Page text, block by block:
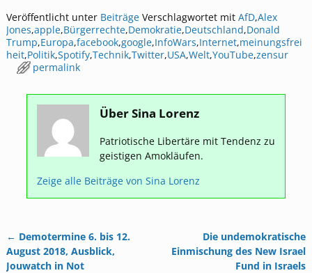
Veröffentlicht unter Beiträge Verschlagwortet mit AfD,Alex
Jones,apple,Bürgerrechte,Demokratie,Deutschland,Donald
Trump,Europa,facebook,google,InfoWars,Internet,meinungsfrei
heit,Politik,Spotify,Technik,Twitter,USA,Welt,YouTube,zensur
permalink
Über Sina Lorenz
Patriotische Libertäre mit Tendenz zu
geistigen Amokläufen.
Zeige alle Beiträge vonSina Lorenz
Artikelnavigation
← Demotermine 6. bis 12.
August 2018, Ausblick,
Jouwatch in Not
Die undemokratische
Einmischung des New Israel
Fund in Israels